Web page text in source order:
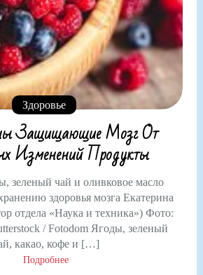
Здоровье
Защищающие Мозг От
Изменений Продукты
зеленый чай и оливковое масло
здоровья мозга Екатерина
отдела «Наука и техника») Фото:
/ Fotodom Ягоды, зеленый
какао, кофе и […]
Подробнее